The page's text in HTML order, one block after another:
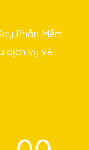
Phần Mềm
dịch vụ về